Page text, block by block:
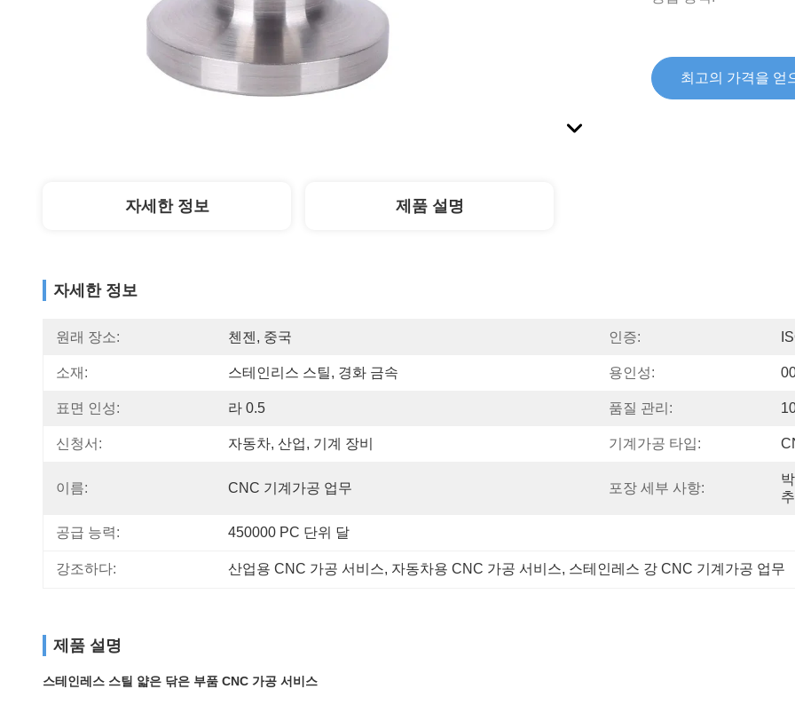
최고의 가격을 얻
자세한 정보 제품 설명
자세한 정보
원래 장소: 첸젠, 중국 인증:
소재: 스테인리스 스틸, 경화 금속 용인성:
표면 인성: 라 0.5 품질 관리:
신청서: 자동차, 산업, 기계 장비 기계가공 타입:
이름: CNC 기계가공 업무 포장 세부 사항:
공급 능력: 450000 PC 단위 달
강조하다: 산업용 CNC 가공 서비스, 자동차용 CNC 가공 서비스, 스테인레스 강 CNC 기계가공 업무
제품 설명
스테인레스 스틸 얇은 닦은 부품 CNC 가공 서비스